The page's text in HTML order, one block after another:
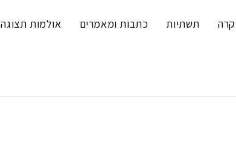
תשתיות כתבות ומאמרים אולמות תצוגה